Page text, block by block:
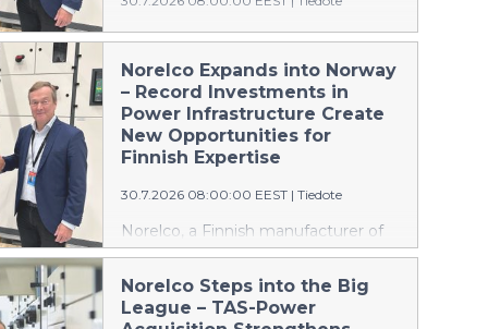
Suomalainen sähköasemien ja
sähkönjakeluratkaisujen valmistaja
Norelco vahvistaa kansainvälistä
kasvustrategiaansa laajentumalla
Norjan markkinoille. Yhtiö on
nimittänyt kokeneen norjalaisen
Elsebutangenin vastaamaan
liiketoiminnan aloittamisesta ja
kehittämisestä Norjassa.
Norelco Expands into Norway
– Record Investments in
Power Infrastructure Create
New Opportunities for
Finnish Expertise
30.7.2026 08:00:00 EEST | Tiedote
Norelco, a Finnish manufacturer of
substations and power distribution
solutions, is strengthening its
international growth strategy by
expanding into the Norwegian
Norelco Steps into the Big
League – TAS-Power